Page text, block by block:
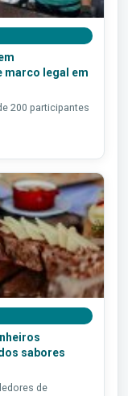
marco legal em
200 participantes
sabores
de